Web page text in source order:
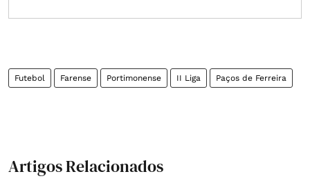
Futebol Farense Portimonense II Liga Paços de Ferreira
Artigos Relacionados